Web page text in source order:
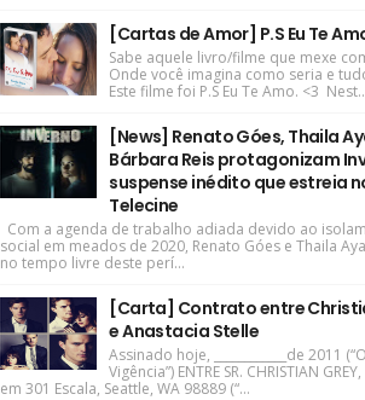
[Cartas de Amor] P.S Eu Te
Sabe aquele livro/filme que mexe
Onde você imagina como seria e
Este filme foi P.S Eu Te Amo. <3
[News] Renato Góes, Thaila
Bárbara Reis protagonizam
suspense inédito que estreia
Telecine
Com a agenda de trabalho adiada devido ao
social em meados de 2020, Renato Góes e Thaila
no tempo livre deste perí...
[Carta] Contrato entre
e Anastacia Stelle
Assinado hoje, ____________de 2011
Vigência”) ENTRE SR. CHRISTIAN
em 301 Escala, Seattle, WA 98889 (“...